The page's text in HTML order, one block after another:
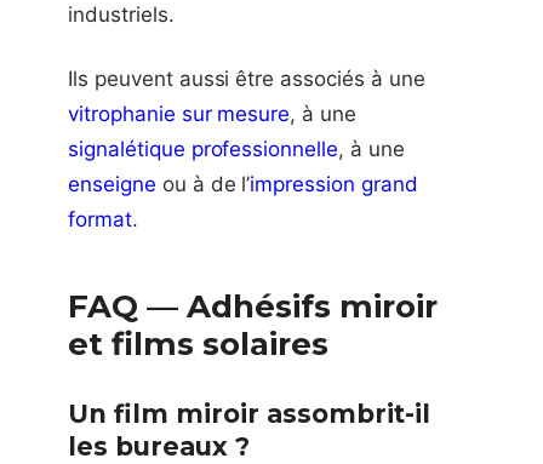
industriels.
Ils peuvent aussi être associés à une
vitrophanie sur mesure, à une
signalétique professionnelle, à une
enseigne ou à de l’impression grand
format.
FAQ — Adhésifs miroir
et films solaires
Un film miroir assombrit-il
les bureaux ?